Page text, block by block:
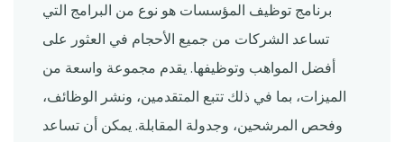
برنامج توظيف المؤسسات هو نوع من البرامج التي
تساعد الشركات من جميع الأحجام في العثور على
أفضل المواهب وتوظيفها. يقدم مجموعة واسعة من
الميزات، بما في ذلك تتبع المتقدمين، ونشر الوظائف،
وفحص المرشحين، وجدولة المقابلة. يمكن أن تساعد